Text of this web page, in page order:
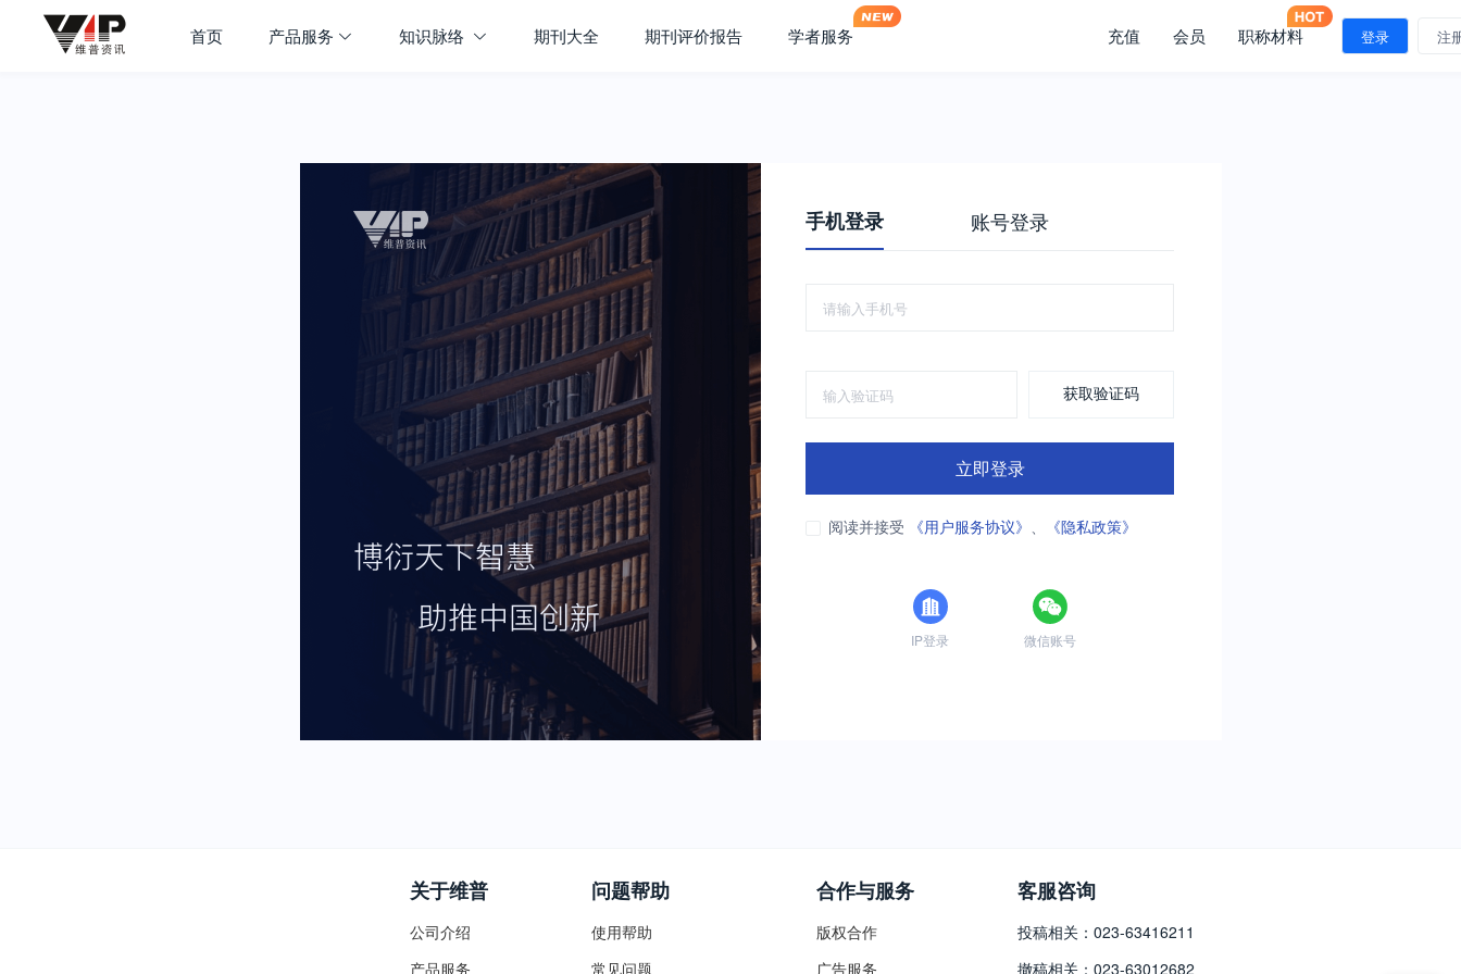
首页 产品服务 知识脉络 期刊大全 期刊评价报告 学者服务 充值 会员 职称材料 登录 注
手机登录 账号登录
获取验证码
立即登录
阅读并接受 《用户服务协议》 、 《隐私政策》
IP登录 微信账号
关于维普
公司介绍
产品服务
问题帮助
使用帮助
常见问题
合作与服务
版权合作
广告服务
客服咨询
投稿相关：023-63416211
撤稿相关：023-63012682